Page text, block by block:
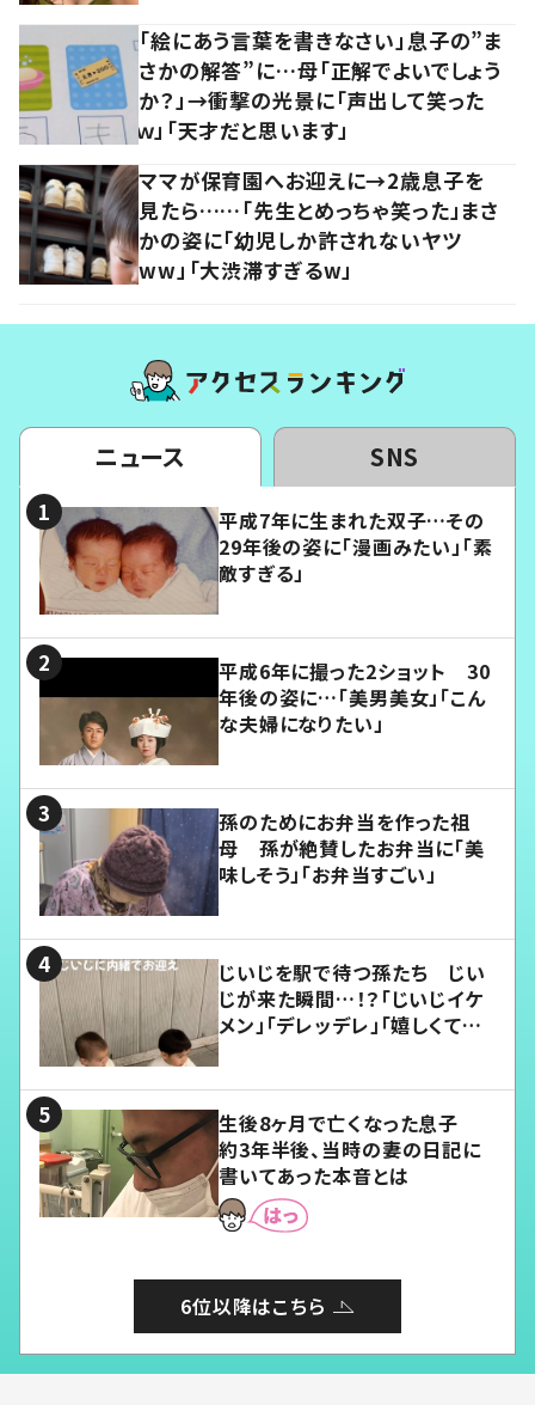
「絵にあう言葉を書きなさい」息子の”ま
さかの解答”に…母「正解でよいでしょう
か？」→衝撃の光景に「声出して笑った
ｗ」「天才だと思います」
ママが保育園へお迎えに→2歳息子を
見たら……「先生とめっちゃ笑った」まさ
かの姿に「幼児しか許されないヤツ
ww」「大渋滞すぎるw」
ニュース SNS
平成7年に生まれた双子…その
29年後の姿に「漫画みたい」「素
敵すぎる」
平成6年に撮った2ショット 30
年後の姿に…「美男美女」「こん
な夫婦になりたい」
孫のためにお弁当を作った祖
母 孫が絶賛したお弁当に「美
味しそう」「お弁当すごい」
じいじを駅で待つ孫たち じい
じが来た瞬間…！？「じいじイケ
メン」「デレッデレ」「嬉しくて可
生後8ヶ月で亡くなった息子
約3年半後、当時の妻の日記に
書いてあった本音とは
6位以降はこちら